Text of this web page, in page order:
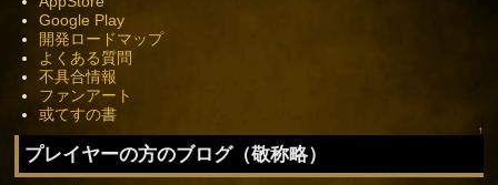
Google Play
開発ロードマップ
よくある質問
不具合情報
ファンアート
或てすの書
↑
プレイヤーの方のブログ（敬称略）